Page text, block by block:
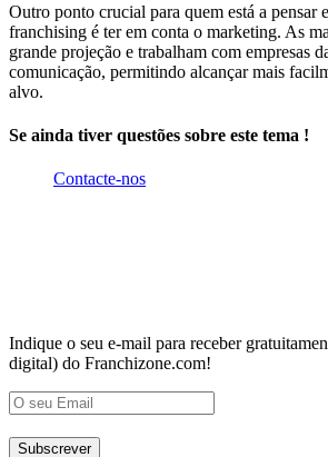
Outro ponto crucial para quem está a pensar
franchising é ter em conta o marketing. As
grande projeção e trabalham com empresas
comunicação, permitindo alcançar mais
alvo.
Se ainda tiver questões sobre este tema !
Contacte-nos
Indique o seu e-mail para receber
digital) do Franchizone.com!